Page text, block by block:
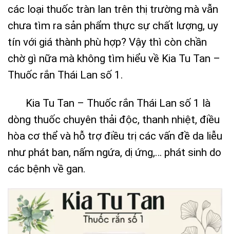
các loại thuốc tràn lan trên thị trường mà vẫn
chưa tìm ra sản phẩm thực sự chất lượng, uy
tín với giá thành phù hợp? Vậy thì còn chần
chờ gì nữa mà không tìm hiểu về Kia Tu Tan –
Thuốc rắn Thái Lan số 1.
Kia Tu Tan – Thuốc rắn Thái Lan số 1 là
dòng thuốc chuyên thải độc, thanh nhiệt, điều
hòa cơ thể và hỗ trợ điều trị các vấn đề da liễu
như phát ban, nấm ngứa, dị ứng,… phát sinh do
các bệnh về gan.